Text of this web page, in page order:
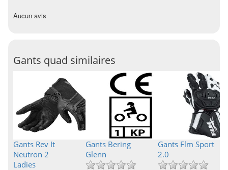
Aucun avis
Gants quad similaires
Gants Rev It
Neutron 2
Ladies
Gants Bering
Glenn
Gants Flm Sport
2.0